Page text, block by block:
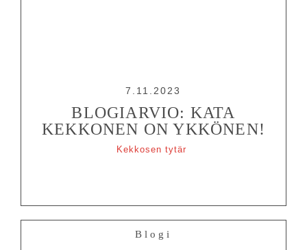
7.11.2023
BLOGIARVIO: KATA
KEKKONEN ON YKKÖNEN!
Kekkosen tytär
Blogi